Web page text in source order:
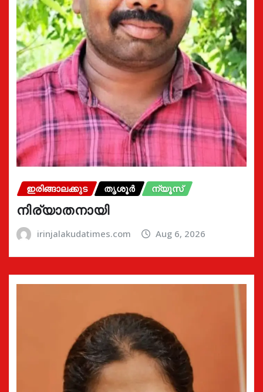
ഇരിങ്ങാലക്കുട തൃശൂർ ന്യൂസ്
നിര്യാതനായി
irinjalakudatimes.com Aug 6, 2026